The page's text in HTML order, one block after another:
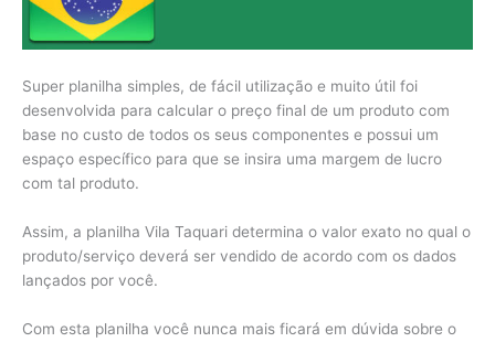
Super planilha simples, de fácil utilização e muito útil foi
desenvolvida para calcular o preço final de um produto com
base no custo de todos os seus componentes e possui um
espaço específico para que se insira uma margem de lucro
com tal produto.
Assim, a planilha Vila Taquari determina o valor exato no qual o
produto/serviço deverá ser vendido de acordo com os dados
lançados por você.
Com esta planilha você nunca mais ficará em dúvida sobre o